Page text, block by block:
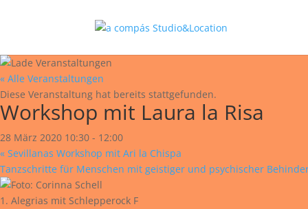
« Alle Veranstaltungen
Diese Veranstaltung hat bereits stattgefunden.
Workshop mit Laura la Risa
28 März 2020 10:30 - 12:00
« Sevillanas Workshop mit Ari la Chispa
Tanzschritte für Menschen mit geistiger und psychischer
1. Alegrias mit Schlepperock F